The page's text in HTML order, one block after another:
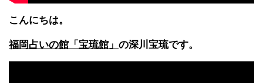
こんにちは。
福岡占いの館「宝琉館」 の深川宝琉です。